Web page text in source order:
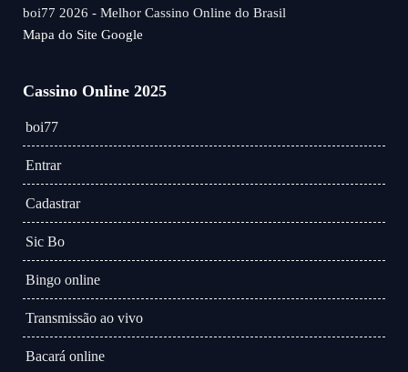
boi77 2026 - Melhor Cassino Online do Brasil
Mapa do Site Google
Cassino Online 2025
boi77
Entrar
Cadastrar
Sic Bo
Bingo online
Transmissão ao vivo
Bacará online